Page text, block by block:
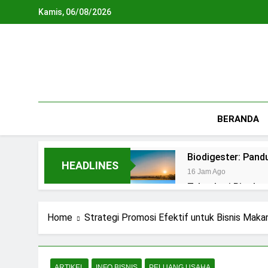
Kamis, 06/08/2026
BERANDA
HEADLINES
Biodigester:
16 Jam Ago
Teknologi
REPLIKASI
Waste To Energy:
4 Hari Ago
Home Strategi Promosi Efektif untuk Bisnis